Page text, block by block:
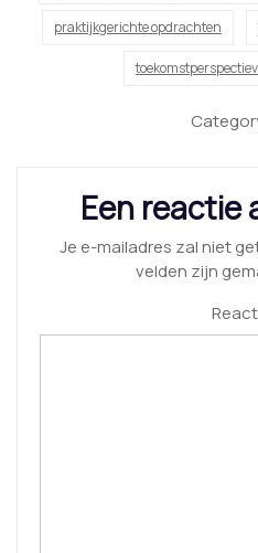
praktijkgerichte opdrachten
Een reactie
Je e-mailadres zal niet
velden zijn